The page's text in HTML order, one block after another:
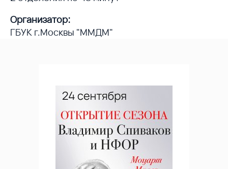
Организатор:
ГБУК г.Москвы "ММДМ"